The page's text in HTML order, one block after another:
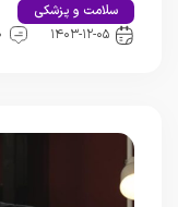
سلامت و پزشکی
۱۴۰۳-۱۲-۰۵
0